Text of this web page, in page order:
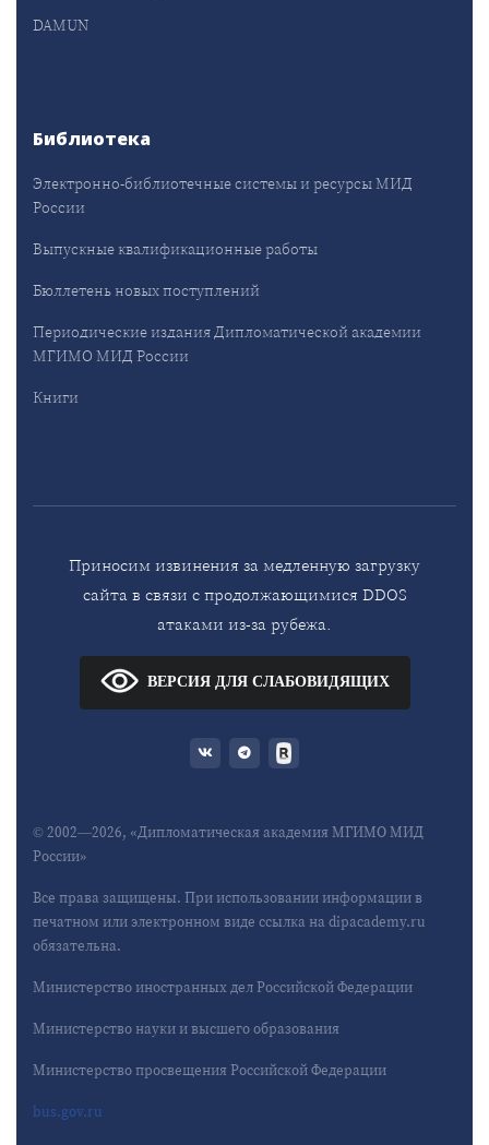
DAMUN
Библиотека
Электронно-библиотечные системы и ресурсы МИД
России
Выпускные квалификационные работы
Бюллетень новых поступлений
Периодические издания Дипломатической академии
МГИМО МИД России
Книги
Приносим извинения за медленную загрузку
сайта в связи с продолжающимися DDOS
атаками из-за рубежа.
ВЕРСИЯ ДЛЯ СЛАБОВИДЯЩИХ
© 2002—2026, «Дипломатическая академия МГИМО МИД
России»
Все права защищены. При использовании информации в
печатном или электронном виде ссылка на dipacademy.ru
обязательна.
Министерство иностранных дел Российской Федерации
Министерство науки и высшего образования
Министерство просвещения Российской Федерации
bus.gov.ru